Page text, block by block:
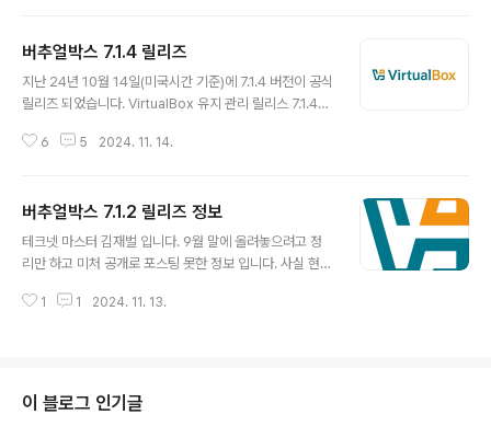
버추얼박스 7.1.4 릴리즈
지난 24년 10월 14일(미국시간 기준)에 7.1.4 버전이 공식
릴리즈 되었습니다. VirtualBox 유지 관리 릴리스 7.1.4에
며 Linux, Windows, macOS에 대한 다양한 버그 수정
아어에 대한 최신 NLS 업데이트 추가 VMSVGA: 최신 Li
nux 커널에서 발생하는 깜박임, 검은색 화면 및 기타 화
면 업데이트 문제가 개선되었습니다. NAT: 7.0.X 저장
한 VM에 대한 "list vms" 및 "showvminfo"의 파손
6 5 2024. 11. 14.
버추얼박스 7.1.2 릴리즈 정보
테크넷 마스터 김재벌 입니다. 9월 말에 올려놓으려고 정
리만 하고 미처 공개로 포스팅 못한 정보 입니다. 사실 현재
었습니다.관련 포스팅도 서둘러서 올려 보도록 하겠습니
함되어 있습니다. 주목할만한 버그 수정 및 개선 사항은 다
음과 같습니다. 그래픽 사용자 인터페이스 무인 설치를 사
1 1 2024. 11. 13.
이 블로그 인기글